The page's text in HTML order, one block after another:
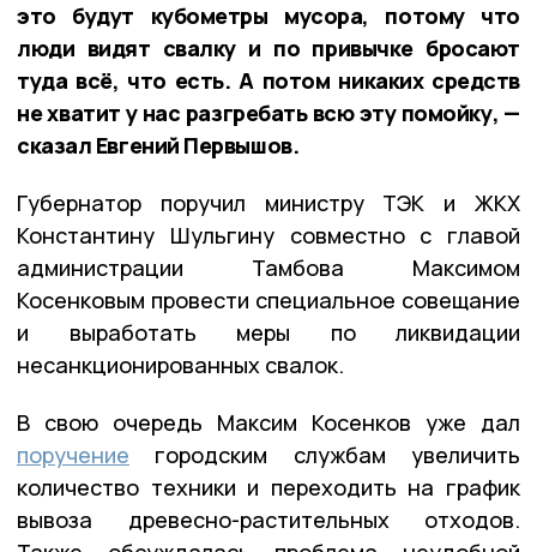
это будут кубометры мусора, потому что
люди видят свалку и по привычке бросают
туда всё, что есть. А потом никаких средств
не хватит у нас разгребать всю эту помойку, —
сказал Евгений Первышов.
Губернатор поручил министру ТЭК и ЖКХ
Константину Шульгину совместно с главой
администрации Тамбова Максимом
Косенковым провести специальное совещание
и выработать меры по ликвидации
несанкционированных свалок.
В свою очередь Максим Косенков уже дал
поручение городским службам увеличить
количество техники и переходить на график
вывоза древесно-растительных отходов.